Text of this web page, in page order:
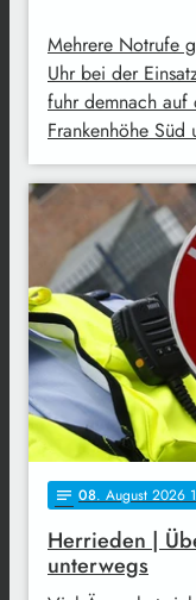
Mehrere Notrufe
Uhr bei der
fuhr demnach auf
Frankenhöhe
notes 08. August 2026
Herrieden |
unterwegs